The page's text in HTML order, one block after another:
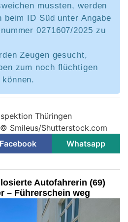
mussten, werden
beim ID Süd unter Angabe
0271607/2025 zu
Zeugen gesucht,
zum noch flüchtigen
Thüringen
Smileus/Shutterstock.com
Facebook Whatsapp
Autofahrerin (69)
– Führerschein weg